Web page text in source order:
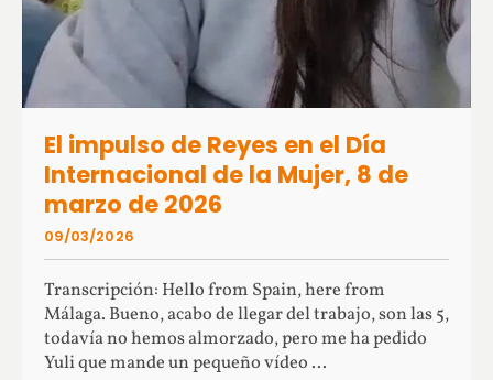
El impulso de Reyes en el Día
Internacional de la Mujer, 8 de
marzo de 2026
Transcripción: Hello from Spain, here from
Málaga. Bueno, acabo de llegar del trabajo, son las 5,
todavía no hemos almorzado, pero me ha pedido
Yuli que mande un pequeño vídeo ...
09/03/2026